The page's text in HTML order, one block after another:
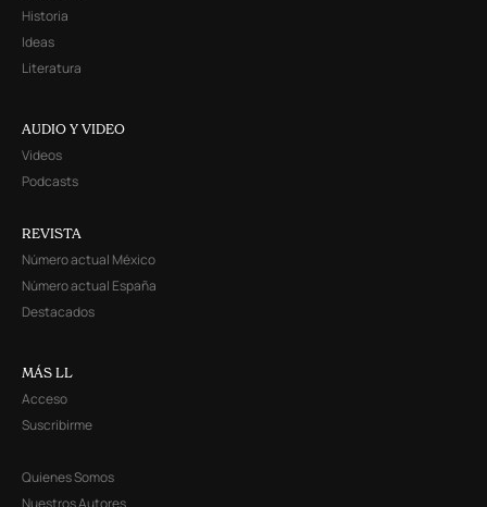
Historia
Ideas
Literatura
AUDIO Y VIDEO
Videos
Podcasts
REVISTA
Número actual México
Número actual España
Destacados
MÁS LL
Acceso
Suscribirme
Quienes Somos